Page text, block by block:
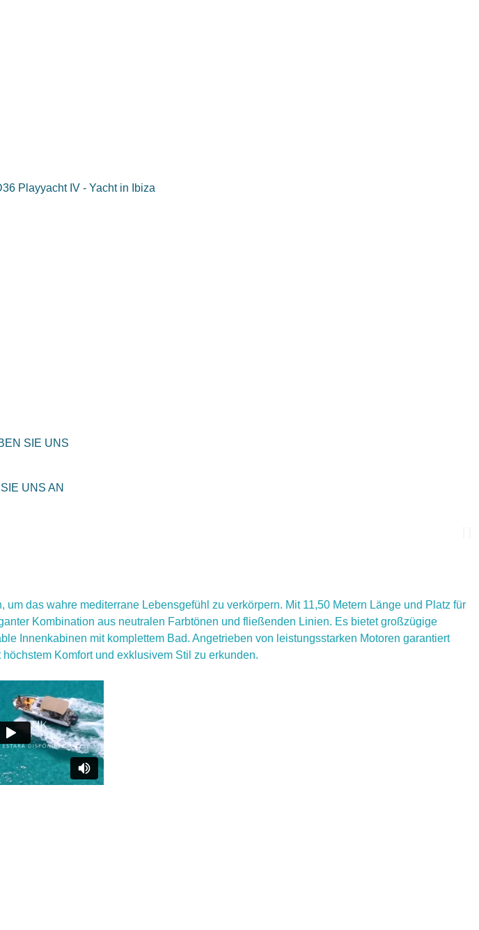
SIE UNS
UNS AN
das wahre mediterrane Lebensgefühl zu verkörpern. Mit 11,50 Metern Länge und Platz für
Kombination aus neutralen Farbtönen und fließenden Linien. Es bietet großzügige
Innenkabinen mit komplettem Bad. Angetrieben von leistungsstarken Motoren garantiert
Komfort und exklusivem Stil zu erkunden.